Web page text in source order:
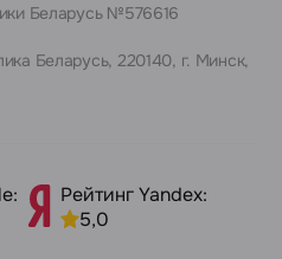
Беларусь №576616
Беларусь, 220140, г. Минск,
Рейтинг Yandex:
5,0